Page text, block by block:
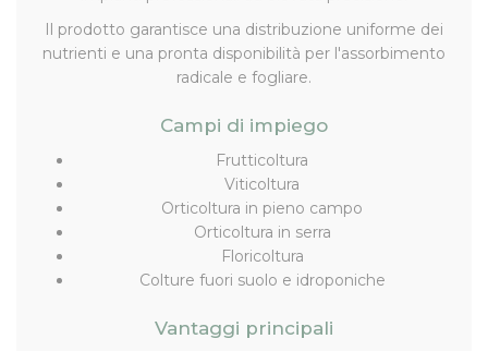
Il prodotto garantisce una distribuzione uniforme dei
nutrienti e una pronta disponibilità per l'assorbimento
radicale e fogliare.
Campi di impiego
Frutticoltura
Viticoltura
Orticoltura in pieno campo
Orticoltura in serra
Floricoltura
Colture fuori suolo e idroponiche
Vantaggi principali